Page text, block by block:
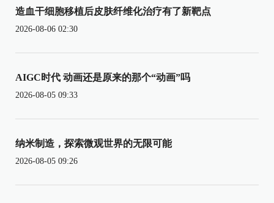
造血干细胞移植后皮肤纤维化治疗有了新靶点
2026-08-06 02:30
AIGC时代 动画还是原来的那个“动画”吗
2026-08-05 09:33
纳米制造，探索微观世界的无限可能
2026-08-05 09:26